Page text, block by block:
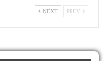
NEXT